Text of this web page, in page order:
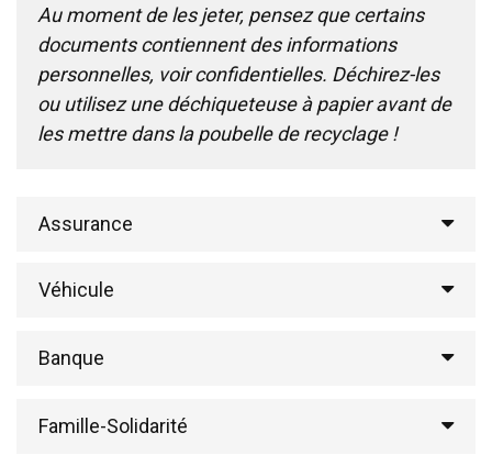
Au moment de les jeter, pensez que certains
documents contiennent des informations
personnelles, voir confidentielles. Déchirez-les
ou utilisez une déchiqueteuse à papier avant de
les mettre dans la poubelle de recyclage !
Assurance
Véhicule
Banque
Famille-Solidarité